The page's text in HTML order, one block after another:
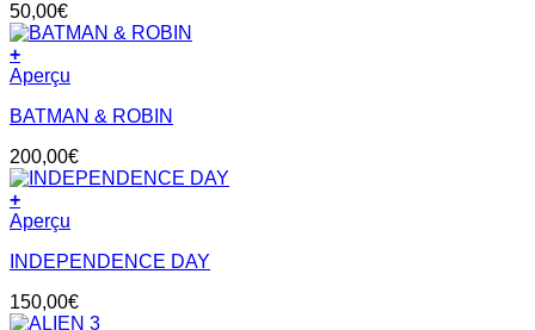
50,00€
+
Aperçu
BATMAN & ROBIN
200,00€
+
Aperçu
INDEPENDENCE DAY
150,00€